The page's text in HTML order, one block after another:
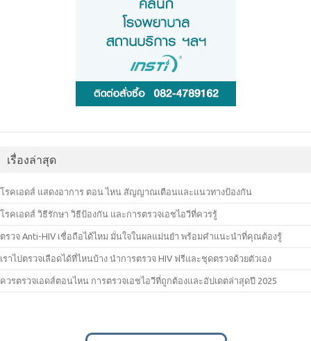
เรื่องล่าสุด
โรคเอดส์ แสดงอาการ ตอน ไหน สัญญาณเตือนและแนวทางป้องกัน
โรคเอดส์ วิธีรักษา วิธีป้องกัน และการตรวจเอชไอวีที่ควรรู้
ตรวจ Anti-HIV เชื่อถือได้ไหม มั่นใจในผลแม่นยำ พร้อมคำแนะนำที่คุณต้องรู้
เราไปตรวจเลือดได้ที่ไหนบ้าง นำการตรวจ HIV ฟรีและชุดตรวจด้วยตัวเอง
ควรตรวจเอดส์ตอนไหน การตรวจเอชไอวีที่ถูกต้องและอัปเดตล่าสุดปี 2025